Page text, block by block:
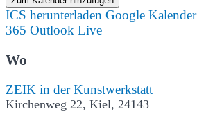
ICS herunterladen Google Kalender
365 Outlook Live
Wo
ZEIK in der Kunstwerkstatt
Kirchenweg 22, Kiel, 24143